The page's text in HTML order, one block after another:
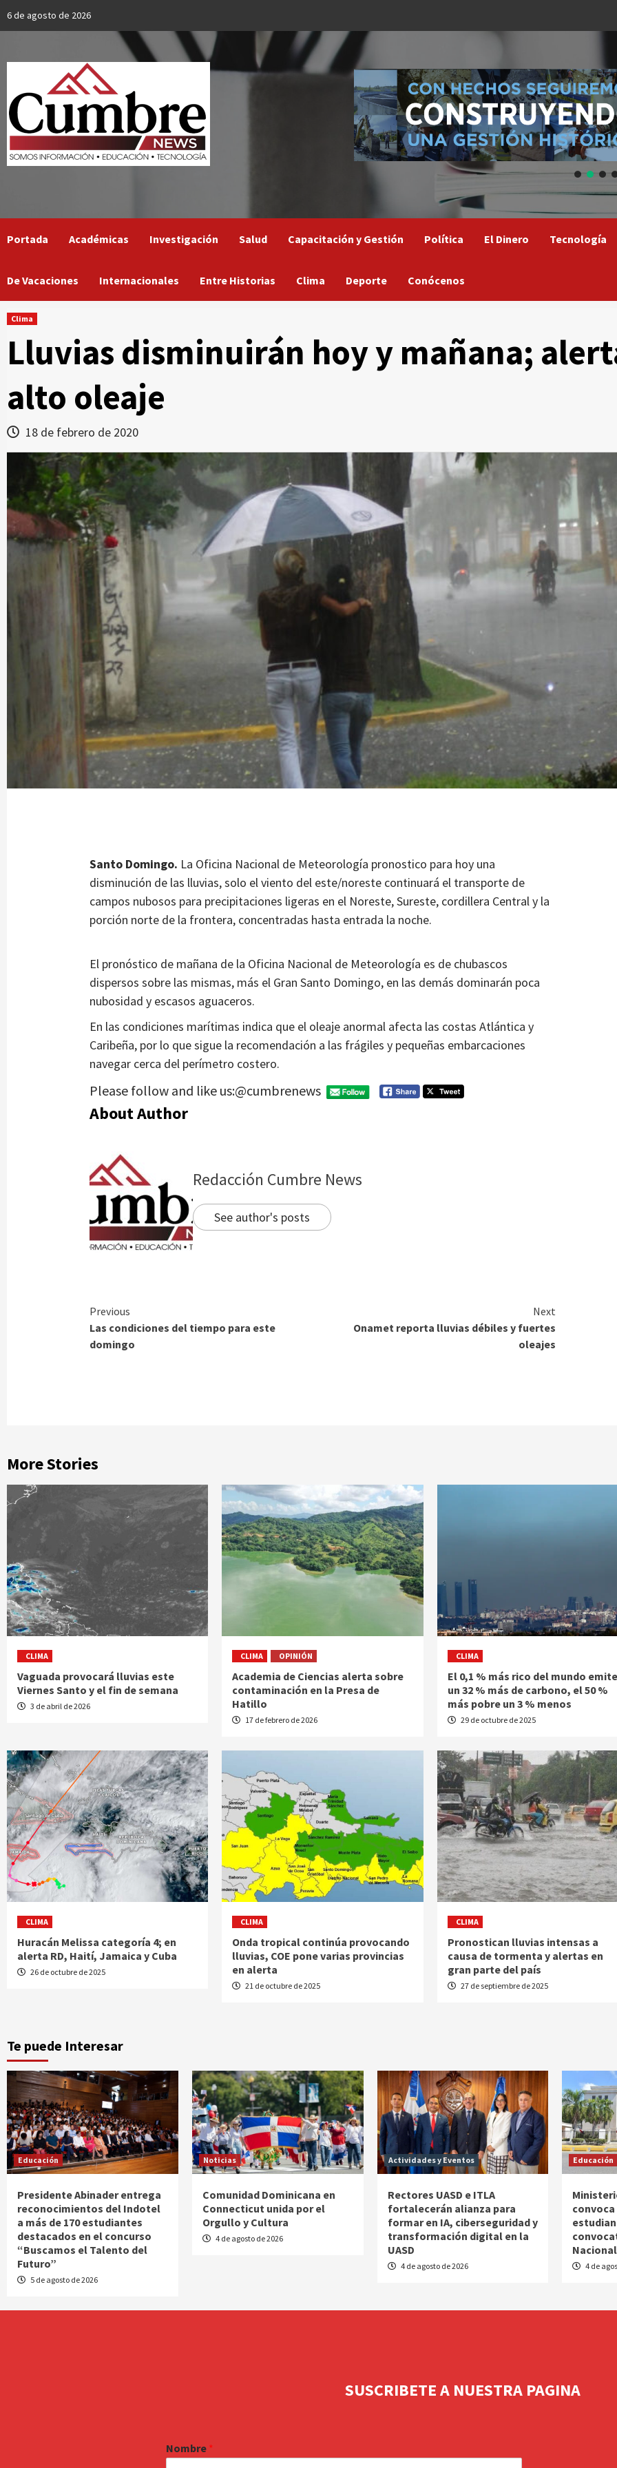
6 de agosto de 2026
Portada Académicas Investigación Salud Capacitación y Gestión Política El Dinero Tecnología
De Vacaciones Internacionales Entre Historias Clima Deporte Conócenos
Clima
Lluvias disminuirán hoy y mañana;
alto oleaje
18 de febrero de 2020
Santo Domingo. La Oficina Nacional de Meteorología pronostico para hoy una
disminución de las lluvias, solo el viento del este/noreste continuará el transporte de
campos nubosos para precipitaciones ligeras en el Noreste, Sureste, cordillera Central y la
porción norte de la frontera, concentradas hasta entrada la noche.
El pronóstico de mañana de la Oficina Nacional de Meteorología es de chubascos
dispersos sobre las mismas, más el Gran Santo Domingo, en las demás dominarán poca
nubosidad y escasos aguaceros.
En las condiciones marítimas indica que el oleaje anormal afecta las costas Atlántica y
Caribeña, por lo que sigue la recomendación a las frágiles y pequeñas embarcaciones
navegar cerca del perímetro costero.
Please follow and like us:@cumbrenews
About Author
Redacción Cumbre News
See author's posts
Continue
Reading
Previous
Las condiciones del tiempo para este
domingo
Next
Onamet reporta lluvias débiles y fuertes
oleajes
More Stories
CLIMA
Vaguada provocará lluvias este
Viernes Santo y el fin de semana
3 de abril de 2026
CLIMA OPINIÓN
Academia de Ciencias alerta sobre
contaminación en la Presa de
Hatillo
17 de febrero de 2026
CLIMA
El 0,1 % más rico del mundo emite
un 32 % más de carbono, el 50 %
más pobre un 3 % menos
29 de octubre de 2025
CLIMA
Huracán Melissa categoría 4; en
alerta RD, Haití, Jamaica y Cuba
26 de octubre de 2025
CLIMA
Onda tropical continúa provocando
lluvias, COE pone varias provincias
en alerta
21 de octubre de 2025
CLIMA
Pronostican lluvias intensas a
causa de tormenta y alertas en
gran parte del país
27 de septiembre de 2025
Te puede Interesar
Educación
Presidente Abinader entrega
reconocimientos del Indotel
a más de 170 estudiantes
destacados en el concurso
“Buscamos el Talento del
Futuro”
5 de agosto de 2026
Noticias
Comunidad Dominicana en
Connecticut unida por el
Orgullo y Cultura
4 de agosto de 2026
Actividades y Eventos
Rectores UASD e ITLA
fortalecerán alianza para
formar en IA, ciberseguridad y
transformación digital en la
UASD
4 de agosto de 2026
Educación
convoca
4 de
SUSCRIBETE A NUESTRA PAGINA
Nombre *